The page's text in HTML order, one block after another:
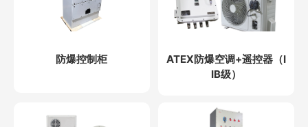
防爆控制柜
ATEX防爆空调+遥控器（I
IB级）